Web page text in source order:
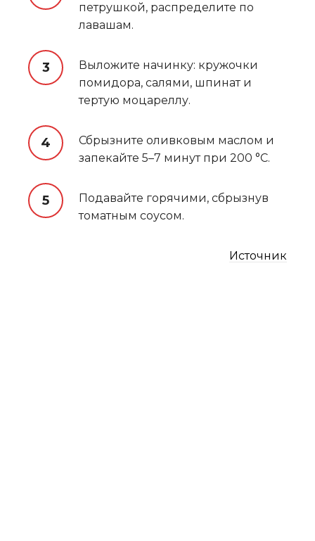
петрушкой, распределите по
лавашам.
Выложите начинку: кружочки
помидора, салями, шпинат и
тертую моцареллу.
Сбрызните оливковым маслом и
запекайте 5–7 минут при 200 °C.
Подавайте горячими, сбрызнув
томатным соусом.
Источник